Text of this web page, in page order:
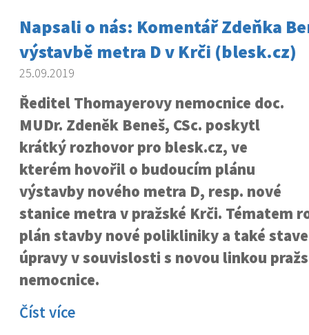
Napsali o nás: Komentář Zdeňka
výstavbě metra D v Krči (blesk.cz)
25.09.2019
Ředitel Thomayerovy nemocnice doc.
MUDr. Zdeněk Beneš, CSc. poskytl
krátký rozhovor pro blesk.cz, ve
kterém hovořil o budoucím plánu
výstavby nového metra D, resp. nové
stanice metra v pražské Krči. Tématem
plán stavby nové polikliniky a také
úpravy v souvislosti s novou linkou
nemocnice.
Číst více